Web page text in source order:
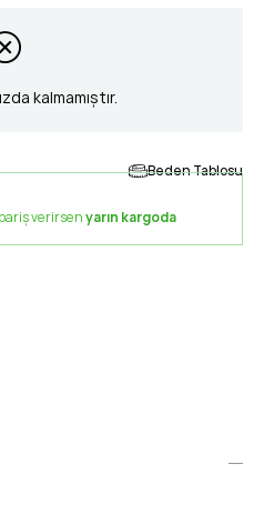
kalmamıştır.
Beden Tablosu
verirsenyarın kargoda